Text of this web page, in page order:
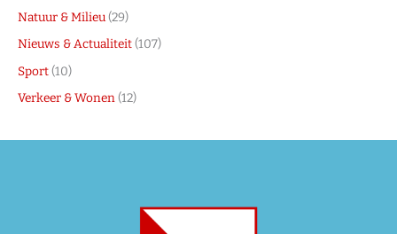
Natuur & Milieu(29)
Nieuws & Actualiteit(107)
Sport(10)
Verkeer & Wonen(12)